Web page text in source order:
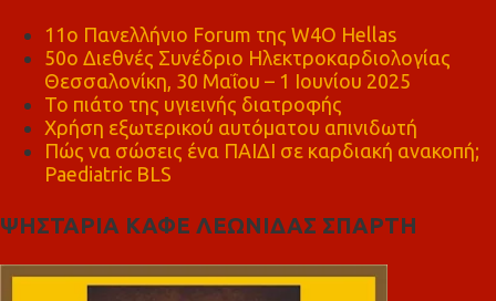
11ο Πανελλήνιο Forum της W4O Hellas
50ο Διεθνές Συνέδριο Ηλεκτροκαρδιολογίας
Θεσσαλονίκη, 30 Μαΐου – 1 Ιουνίου 2025
Το πιάτο της υγιεινής διατροφής
Χρήση εξωτερικού αυτόματου απινιδωτή
Πώς να σώσεις ένα ΠΑΙΔΙ σε καρδιακή ανακοπή;
Paediatric BLS
ΨΗΣΤΑΡΙΑ ΚΑΦΕ ΛΕΩΝΙΔΑΣ ΣΠΑΡΤΗ